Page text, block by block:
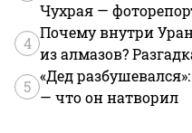
Чухрая —
4
Почему внутри
из алмазов?
5
«Дед
— что он натворил